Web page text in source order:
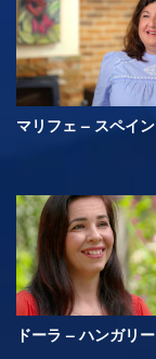
マリフェ – スペイン
ドーラ – ハンガリー